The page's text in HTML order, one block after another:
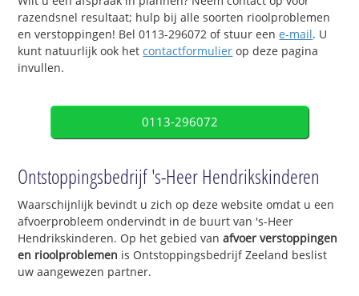
razendsnel resultaat; hulp bij alle soorten rioolproblemen
en verstoppingen! Bel 0113-296072 of stuur eene-mail. U
kunt natuurlijk ook hetcontactformulier op deze pagina
invullen.
0113-296072
Ontstoppingsbedrijf 's-Heer Hendrikskinderen
Waarschijnlijk bevindt u zich op deze website omdat u een
afvoerprobleem ondervindt in de buurt van 's-Heer
Hendrikskinderen. Op het gebied vanafvoer verstoppingen
en rioolproblemen is Ontstoppingsbedrijf Zeeland beslist
uw aangewezen partner.